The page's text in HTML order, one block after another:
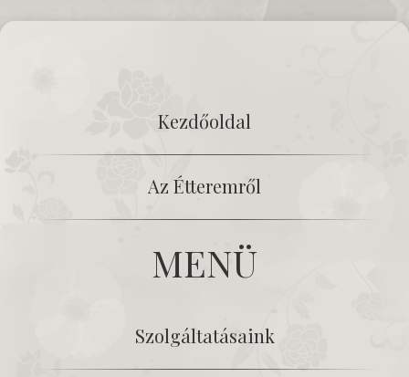
Kezdőoldal
Az Étteremről
MENÜ
Szolgáltatásaink